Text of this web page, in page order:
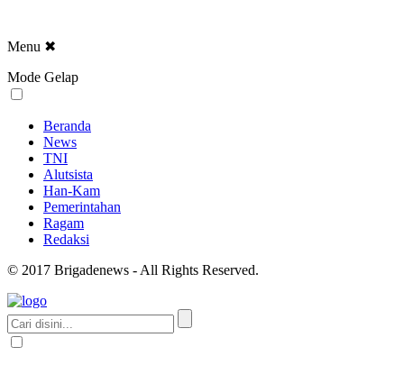
Menu ✖
Mode Gelap
Beranda
News
TNI
Alutsista
Han-Kam
Pemerintahan
Ragam
Redaksi
© 2017 Brigadenews - All Rights Reserved.